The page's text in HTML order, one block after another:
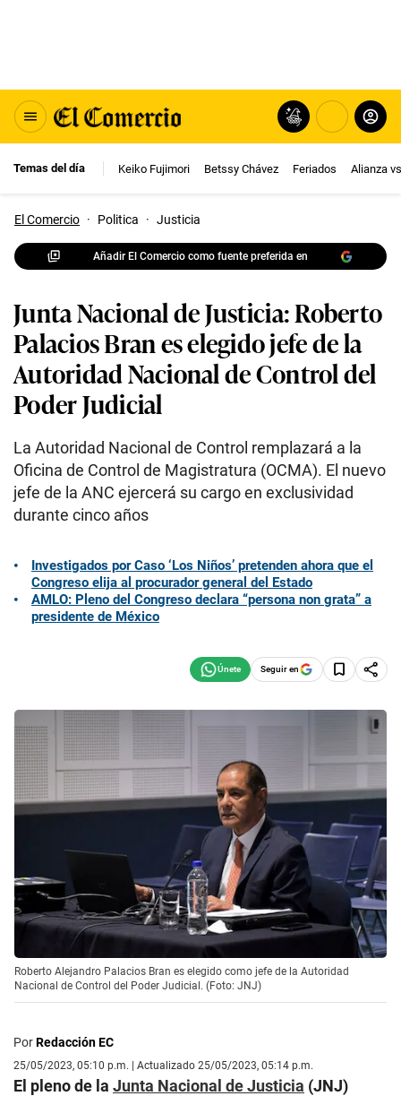
Temas del día Keiko Fujimori Betssy Chávez Feriados Alianza
El Comercio · Politica · Justicia
Añadir El Comercio como fuente preferida en
Junta Nacional de Justicia: Roberto
Palacios Bran es elegido jefe de la
Autoridad Nacional de Control del
Poder Judicial
La Autoridad Nacional de Control remplazará a la
Oficina de Control de Magistratura (OCMA). El nuevo
jefe de la ANC ejercerá su cargo en exclusividad
durante cinco años
Investigados por Caso ‘Los Niños’ pretenden ahora que el
Congreso elija al procurador general del Estado
AMLO: Pleno del Congreso declara “persona non grata” a
presidente de México
Seguir en
Roberto Alejandro Palacios Bran es elegido como jefe de la Autoridad
Nacional de Control del Poder Judicial. (Foto: JNJ)
PorRedacción EC
25/05/2023, 05:10 p.m. | Actualizado 25/05/2023, 05:14 p.m.
El pleno de la Junta Nacional de Justicia (JNJ)